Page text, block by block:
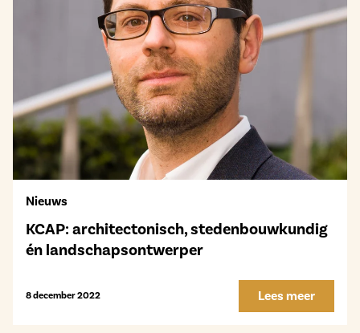
Nieuws
KCAP: architectonisch, stedenbouwkundig
én landschapsontwerper
8 december 2022 Lees meer